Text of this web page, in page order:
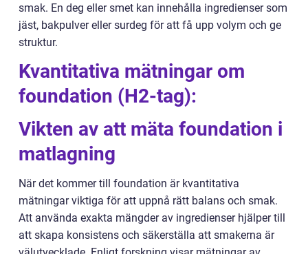
smak. En deg eller smet kan innehålla ingredienser som
jäst, bakpulver eller surdeg för att få upp volym och ge
struktur.
Kvantitativa mätningar om
foundation (H2-tag):
Vikten av att mäta foundation i
matlagning
När det kommer till foundation är kvantitativa
mätningar viktiga för att uppnå rätt balans och smak.
Att använda exakta mängder av ingredienser hjälper till
att skapa konsistens och säkerställa att smakerna är